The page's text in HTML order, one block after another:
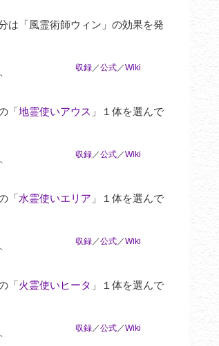
は「風霊術師ウィン」の効果を発
収録／公式／Wiki
「 地霊使いアウス 」１体を選んで
収録／公式／Wiki
「 水霊使いエリア 」１体を選んで
収録／公式／Wiki
「 火霊使いヒータ 」１体を選んで
収録／公式／Wiki